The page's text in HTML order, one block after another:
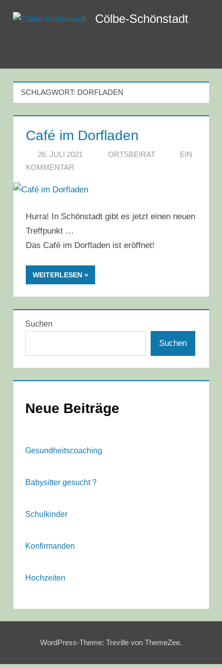
Inhalt
Cölbe-Schönstadt
SCHLAGWORT: DORFLADEN
Café im Dorfladen
26. JULI 2021 ORTSBEIRAT
EIN
KOMMENTAR
Hurra! In Schönstadt gibt es jetzt einen neuen
Treffpunkt …
Das Café im Dorfladen ist eröffnet!
WEITERLESEN
Suchen
Suchen
Neue Beiträge
Gesundheitscoaching
Babysitter gesucht ?
Schulkinder
Konfirmanden
Hochzeiten
WordPress-Theme: Treville von ThemeZee.